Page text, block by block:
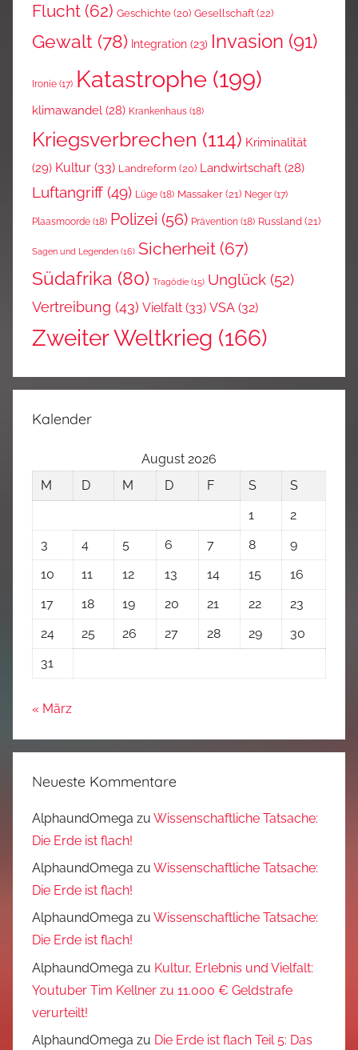
Flucht (62) Geschichte (20) Gesellschaft(22)
Gewalt (78) Integration (23) Invasion (91)
Ironie (17) Katastrophe (199)
klimawandel (28) Krankenhaus (18)
Kriegsverbrechen (114) Kriminalität
(29) Kultur (33) Landreform (20) Landwirtschaft (28)
Luftangriff (49) Lüge (18) Massaker (21) Neger (17)
Plaasmoorde (18) Polizei (56) Prävention (18) Russland (21)
Sagen und Legenden (16) Sicherheit (67)
Südafrika (80) Tragödie (15) Unglück (52)
Vertreibung (43) Vielfalt (33) VSA (32)
Zweiter Weltkrieg (166)
Kalender
August 2026
M
D M D F S
S
1
2
3
4 5 6 7 8
9
10
11 12 13 14 15
16
17
18 19 20 21 22
23
24
25 26 27 28 29
30
31
« März
Neueste Kommentare
AlphaundOmega zu Wissenschaftliche Tatsache:
Die Erde ist flach!
AlphaundOmega zu Wissenschaftliche Tatsache:
Die Erde ist flach!
AlphaundOmega zu Wissenschaftliche Tatsache:
Die Erde ist flach!
AlphaundOmega zu Kultur, Erlebnis und Vielfalt:
Youtuber Tim Kellner zu 11.000 € Geldstrafe
verurteilt!
AlphaundOmega zu Die Erde ist flach Teil 5: Das